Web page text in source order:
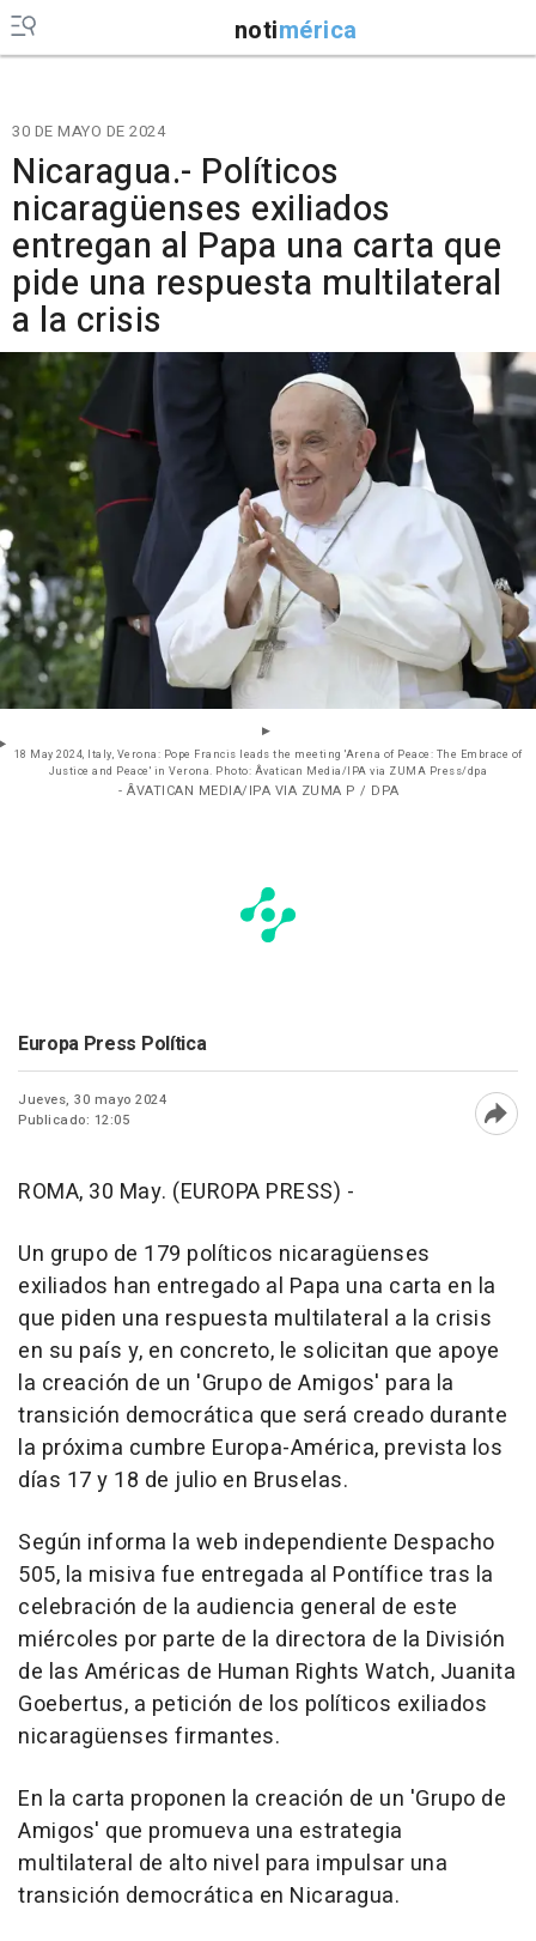
notimérica
30 DE MAYO DE 2024
Nicaragua.- Políticos
nicaragüenses exiliados
entregan al Papa una carta que
pide una respuesta multilateral
a la crisis
18 May 2024, Italy, Verona: Pope Francis leads the meeting 'Arena of Peace: The Embrace of
Justice and Peace' in Verona. Photo: Âvatican Media/IPA via ZUMA Press/dpa
- ÂVATICAN MEDIA/IPA VIA ZUMA P / DPA
Europa Press Política
Jueves, 30 mayo 2024
Publicado: 12:05
ROMA, 30 May. (EUROPA PRESS) -
Un grupo de 179 políticos nicaragüenses
exiliados han entregado al Papa una carta en la
que piden una respuesta multilateral a la crisis
en su país y, en concreto, le solicitan que apoye
la creación de un 'Grupo de Amigos' para la
transición democrática que será creado durante
la próxima cumbre Europa-América, prevista los
días 17 y 18 de julio en Bruselas.
Según informa la web independiente Despacho
505, la misiva fue entregada al Pontífice tras la
celebración de la audiencia general de este
miércoles por parte de la directora de la División
de las Américas de Human Rights Watch, Juanita
Goebertus, a petición de los políticos exiliados
nicaragüenses firmantes.
En la carta proponen la creación de un 'Grupo de
Amigos' que promueva una estrategia
multilateral de alto nivel para impulsar una
transición democrática en Nicaragua.